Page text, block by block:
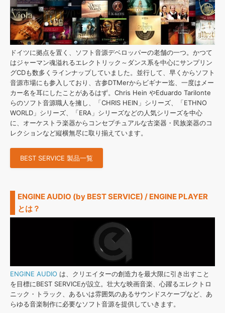
ドイツに拠点を置く、ソフト音源デベロッパーの老舗の一つ。かつて
はジャーマン魂溢れるエレクトリック～ダンス系を中心にサンプリン
グCDも数多くラインナップしていました。並行して、早くからソフト
音源市場にも参入しており、古参DTMerからビギナー迄、一度はメー
カー名を耳にしたことがあるはず。Chris Hein やEduardo Tarilonte
らのソフト音源職人を擁し、「CHRIS HEIN」シリーズ、「ETHNO
WORLD」シリーズ、「ERA」シリーズなどの人気シリーズを中心
に、オーケストラ楽器からコンセプチュアルな古楽器・民族楽器のコ
レクションなど縦横無尽に取り揃えています。
BEST SERVICE 製品一覧
ENGINE AUDIO (by BEST SERVICE) / ENGINE PLAYER
とは？
ENGINE AUDIO は、クリエイターの創造力を最大限に引き出すこと
を目標にBEST SERVICEが設立。壮大な映画音楽、心躍るエレクトロ
ニック・トラック、あるいは雰囲気のあるサウンドスケープなど、あ
らゆる音楽制作に必要なソフト音源を提供していきます。